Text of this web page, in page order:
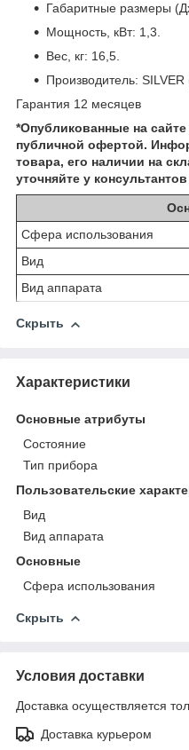
Габаритные размеры
Мощность, кВт: 1,3.
Вес, кг: 16,5.
Производитель: SILVER
Гарантия 12 месяцев
*Опубликованные на сайте
публичной офертой.
товара, его наличии на
уточняйте у консультантов
Сфера использования
Вид
Вид аппарата
Скрыть
Характеристики
Основные атрибуты
Состояние
Тип прибора
Пользовательские
Вид
Вид аппарата
Основные
Сфера использования
Скрыть
Условия доставки
Доставка осуществляется
Доставка курьером